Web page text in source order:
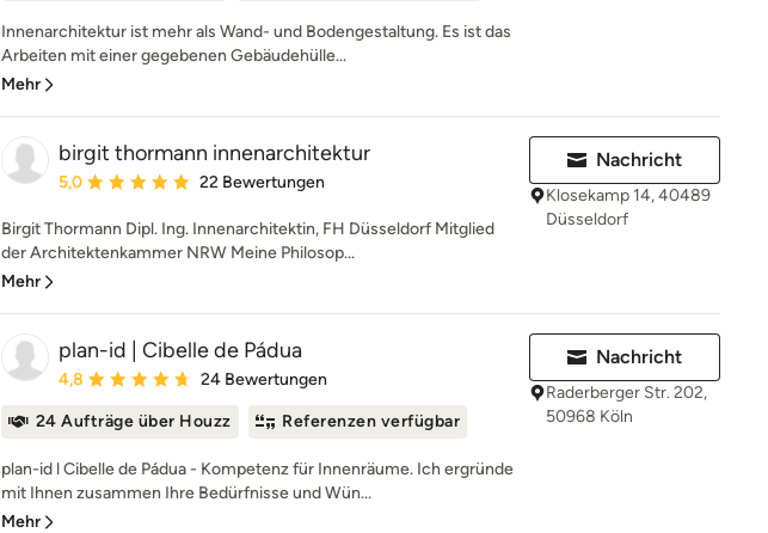
Innenarchitektur ist mehr als Wand- und Bodengestaltung. Es ist das
Arbeiten mit einer gegebenen Gebäudehülle...
Mehr
birgit thormann innenarchitektur
Durchschnittliche Bewertung: 5 von 5 Sternen
5,0 22 Bewertungen
Birgit Thormann Dipl. Ing. Innenarchitektin, FH Düsseldorf Mitglied
der Architektenkammer NRW Meine Philosop...
Mehr
Nachricht
Klosekamp 14, 40489
Düsseldorf
plan-id | Cibelle de Pádua
Durchschnittliche Bewertung: 4.8 von 5 Sternen
4,8 24 Bewertungen
24 Aufträge über Houzz Referenzen verfügbar
plan-id l Cibelle de Pádua - Kompetenz für Innenräume. Ich ergründe
mit Ihnen zusammen Ihre Bedürfnisse und Wün...
Mehr
Nachricht
Raderberger Str. 202,
50968 Köln